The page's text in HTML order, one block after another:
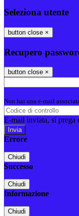
Seleziona utente
button close ×
Recupero
button close ×
Non hai una e-mail
E-mail inviata, si prega
Errore
Chiudi
Successo
Chiudi
Informazione
Chiudi